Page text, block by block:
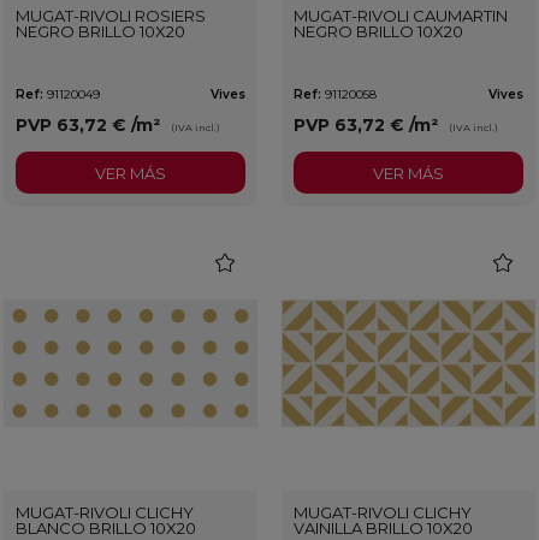
MUGAT-RIVOLI ROSIERS
NEGRO BRILLO 10X20
Ref: 91120049 Vives
PVP 63,72 € /m² (IVA incl.)
VER MÁS
MUGAT-RIVOLI CAUMARTIN
NEGRO BRILLO 10X20
Ref: 91120058 Vives
PVP 63,72 € /m² (IVA incl.)
VER MÁS
MUGAT-RIVOLI CLICHY
BLANCO BRILLO 10X20
MUGAT-RIVOLI CLICHY
VAINILLA BRILLO 10X20